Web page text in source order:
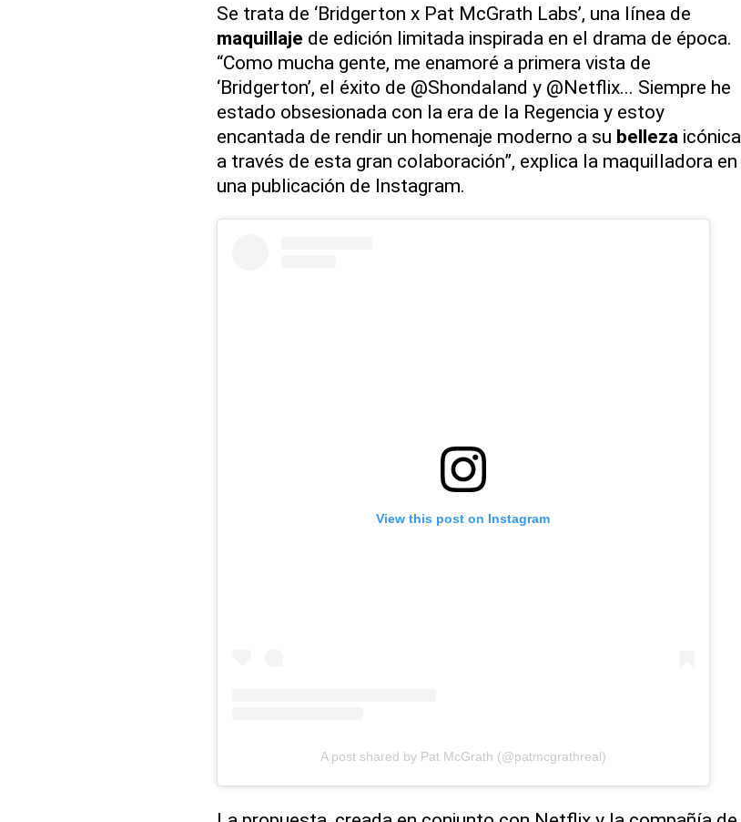
Se trata de ‘Bridgerton x Pat McGrath Labs’, una línea de
maquillaje de edición limitada inspirada en el drama de época.
“Como mucha gente, me enamoré a primera vista de
‘Bridgerton’, el éxito de @Shondaland y @Netflix... Siempre he
estado obsesionada con la era de la Regencia y estoy
encantada de rendir un homenaje moderno a su belleza icónica
a través de esta gran colaboración”, explica la maquilladora en
una publicación de Instagram.
View this post on Instagram
A post shared by Pat McGrath (@patmcgrathreal)